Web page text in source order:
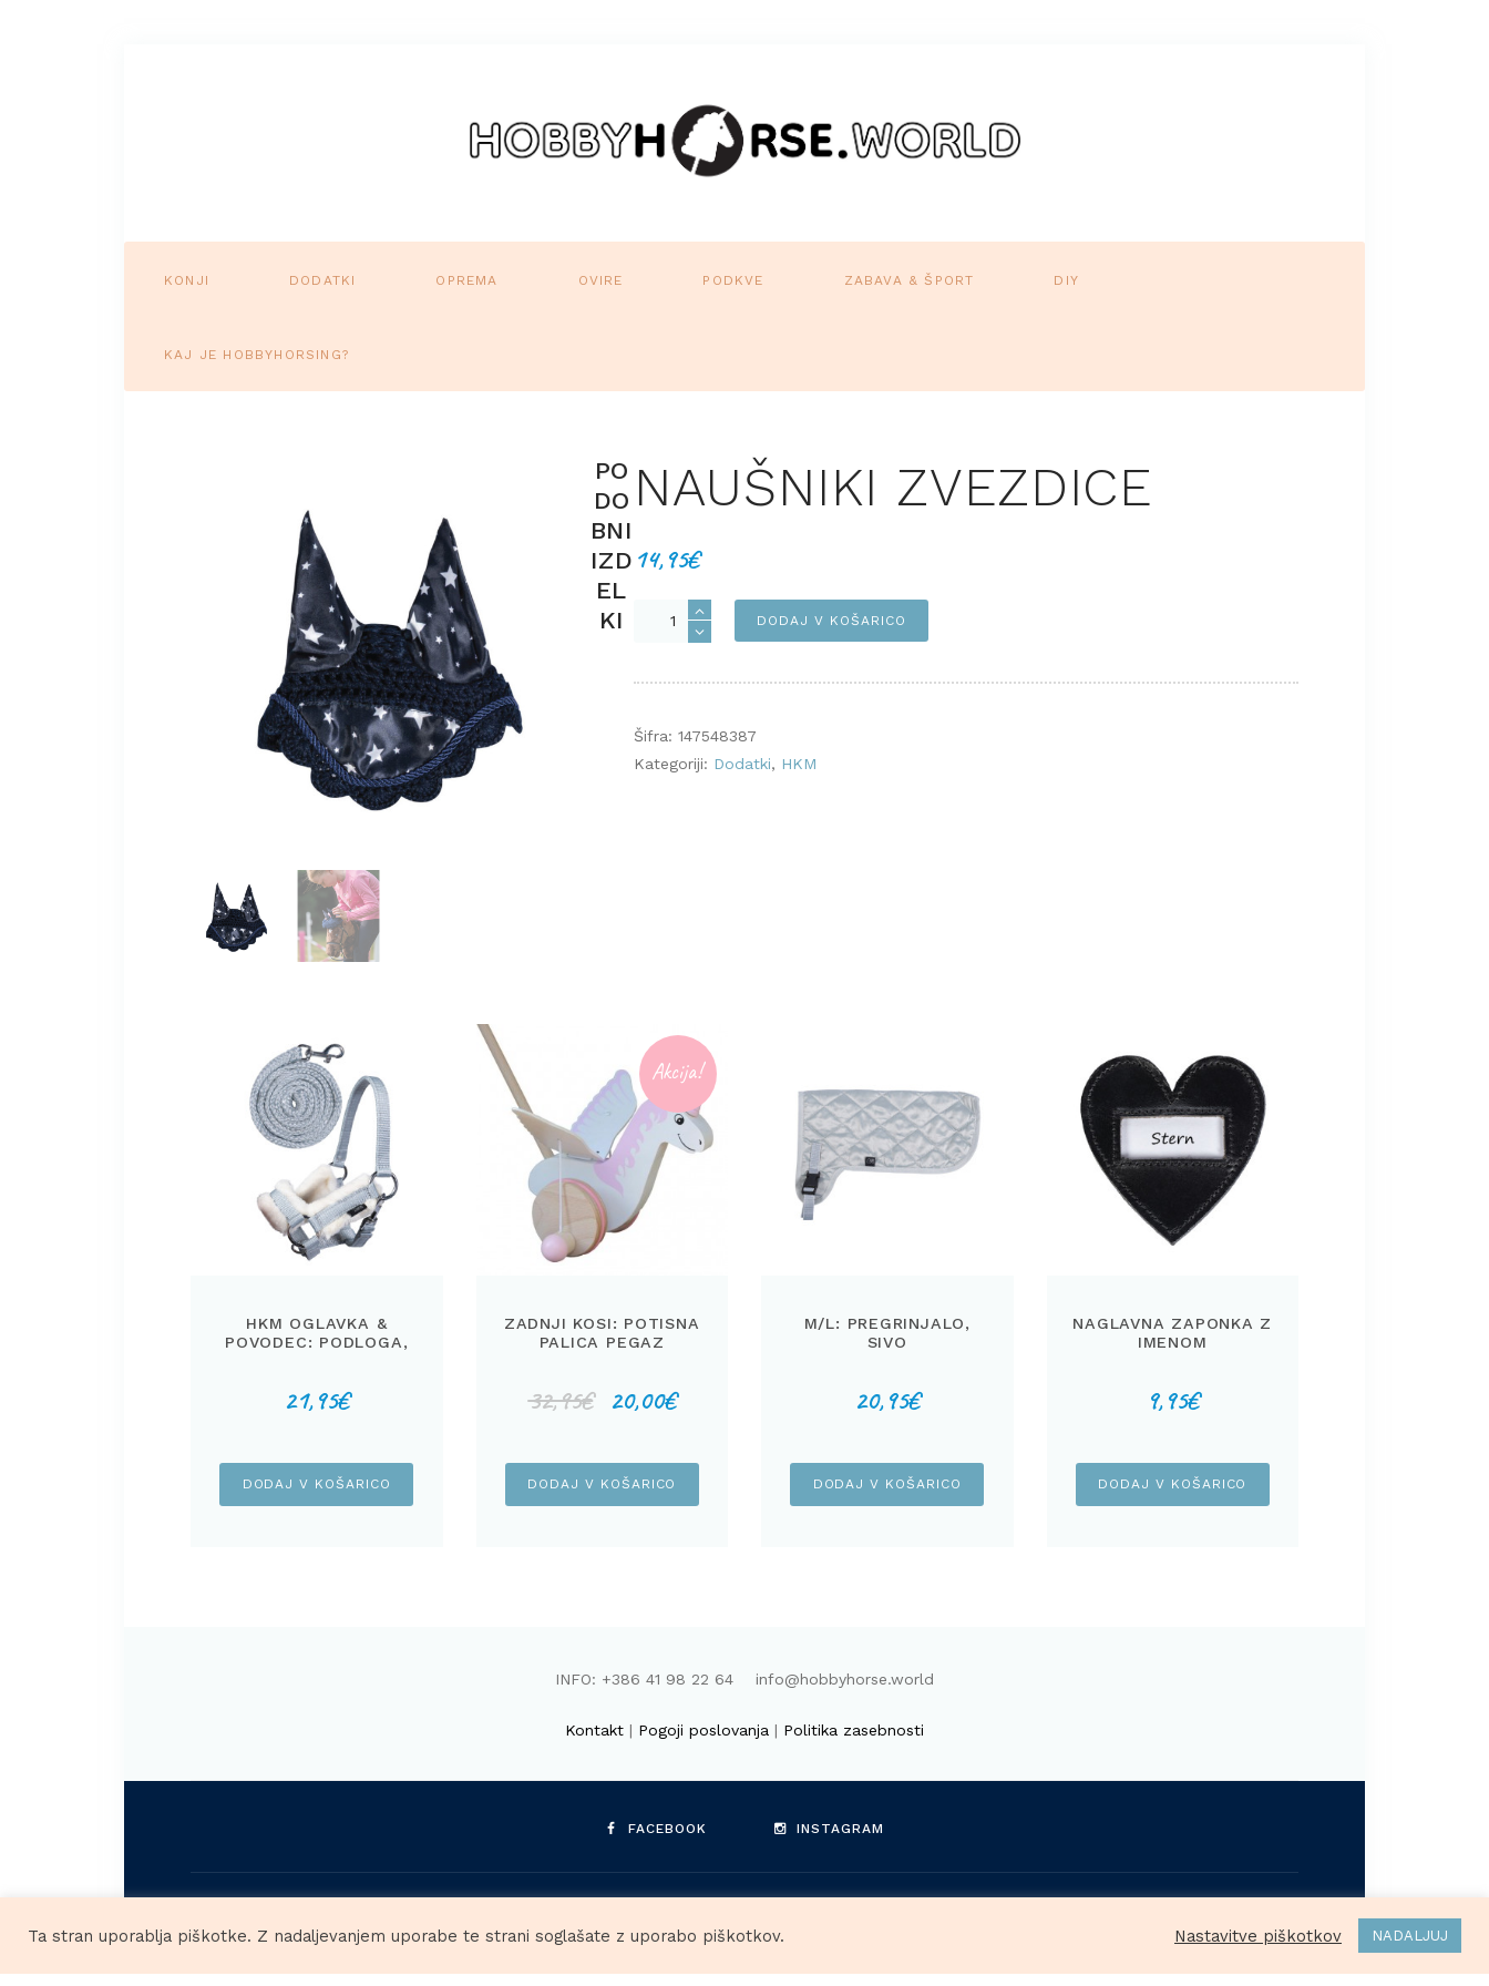
KONJI DODATKI OPREMA OVIRE PODKVE ZABAVA & ŠPORT DIY
KAJ JE HOBBYHORSING?
NAUŠNIKI ZVEZDICE
14,95€
Naušniki
ZVEZDICE
DODAJ V KOŠARICO
Šifra: 147548387
Kategoriji: Dodatki, HKM
PO
DO
BNI
IZD
EL
KI
HKM OGLAVKA &
POVODEC: PODLOGA,
21,95€
DODAJ V KOŠARICO
Akcija!
ZADNJI KOSI: POTISNA
PALICA PEGAZ
32,95€ Izvirna
cena
je
bila:
32,95€.
20,00€Trenutna
cena
je:
20,00€.
DODAJ V KOŠARICO
M/L: PREGRINJALO,
SIVO
20,95€
DODAJ V KOŠARICO
NAGLAVNA ZAPONKA Z
IMENOM
9,95€
DODAJ V KOŠARICO
INFO: +386 41 98 22 64 info@hobbyhorse.world
Kontakt | Pogoji poslovanja | Politika zasebnosti
FACEBOOK INSTAGRAM
Ta stran uporablja piškotke. Z nadaljevanjem uporabe te strani soglašate z uporabo piškotkov. Nastavitve piškotkov NADALJUJ